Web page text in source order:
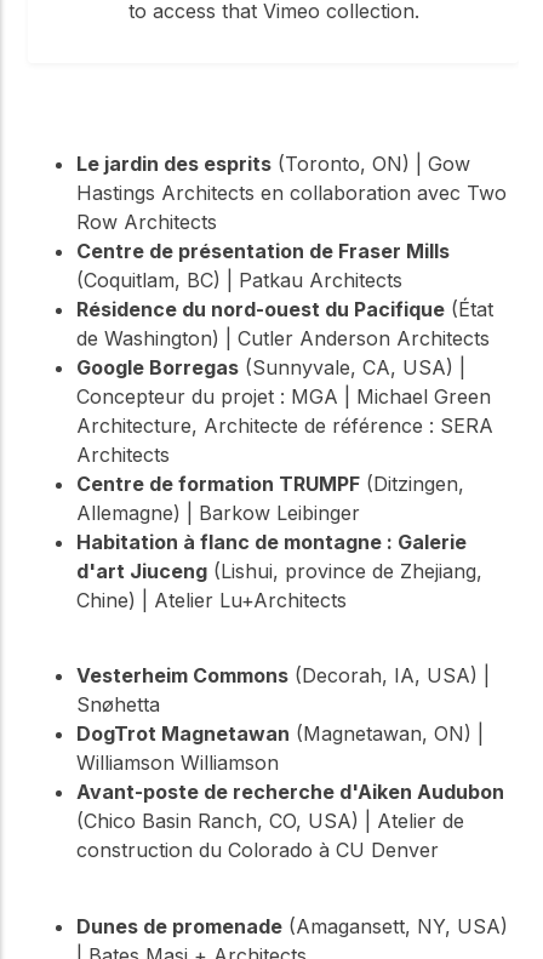
to access that Vimeo collection.
Le jardin des esprits (Toronto, ON) | Gow
Hastings Architects en collaboration avec Two
Row Architects
Centre de présentation de Fraser Mills
(Coquitlam, BC) | Patkau Architects
Résidence du nord-ouest du Pacifique (État
de Washington) | Cutler Anderson Architects
Google Borregas (Sunnyvale, CA, USA) |
Concepteur du projet : MGA | Michael Green
Architecture, Architecte de référence : SERA
Architects
Centre de formation TRUMPF (Ditzingen,
Allemagne) | Barkow Leibinger
Habitation à flanc de montagne : Galerie
d'art Jiuceng (Lishui, province de Zhejiang,
Chine) | Atelier Lu+Architects
Vesterheim Commons (Decorah, IA, USA) |
Snøhetta
DogTrot Magnetawan (Magnetawan, ON) |
Williamson Williamson
Avant-poste de recherche d'Aiken Audubon
(Chico Basin Ranch, CO, USA) | Atelier de
construction du Colorado à CU Denver
Dunes de promenade (Amagansett, NY, USA)